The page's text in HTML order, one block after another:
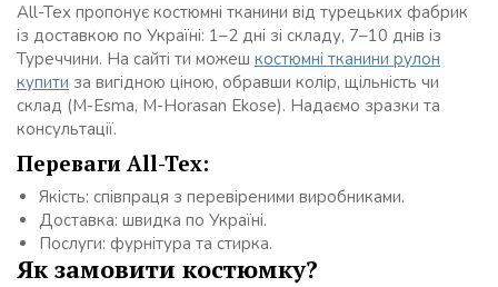
All-Tex пропонує костюмні тканини від турецьких фабрик
із доставкою по Україні: 1–2 дні зі складу, 7–10 днів із
Туреччини. На сайті ти можеш костюмні тканини рулон
купити за вигідною ціною, обравши колір, щільність чи
склад (M-Esma, M-Horasan Ekose). Надаємо зразки та
консультації.
Переваги All-Tex:
Якість: співпраця з перевіреними виробниками.
Доставка: швидка по Україні.
Послуги: фурнітура та стирка.
Як замовити костюмку?